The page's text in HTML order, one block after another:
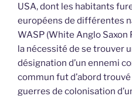
USA, dont les habitants
européens de différentes
WASP (White Anglo
la nécessité de se trouver
désignation d’un ennemi
commun fut d’abord
guerres de colonisation